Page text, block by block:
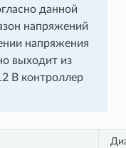
данной
напряжений
напряжения
выходит из
В контроллер